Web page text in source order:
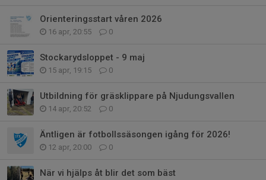
Orienteringsstart våren 2026
16 apr, 20:55 0
Stockarydsloppet - 9 maj
15 apr, 19:15 0
Utbildning för gräsklippare på Njudungsvallen
14 apr, 20:52 0
Äntligen är fotbollssäsongen igång för 2026!
12 apr, 20:00 0
När vi hjälps åt blir det som bäst